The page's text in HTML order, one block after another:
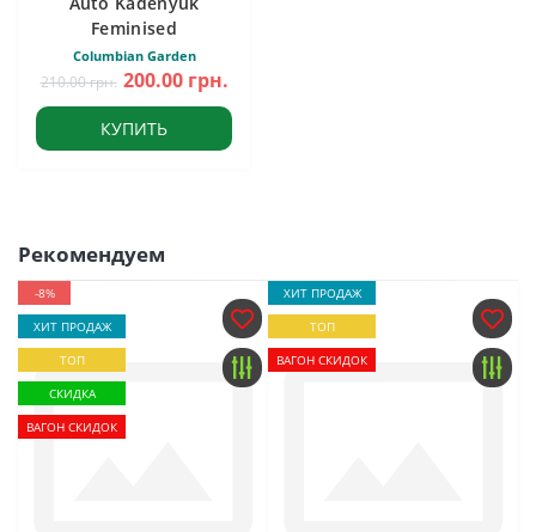
Feminised
Columbian Garden
210.00 грн. 200.00 грн.
КУПИТЬ
Рекомендуем
-8%
ХИТ ПРОДАЖ
ТОП
СКИДКА
ВАГОН СКИДОК
ХИТ ПРОДАЖ
ТОП
ВАГОН СКИДОК